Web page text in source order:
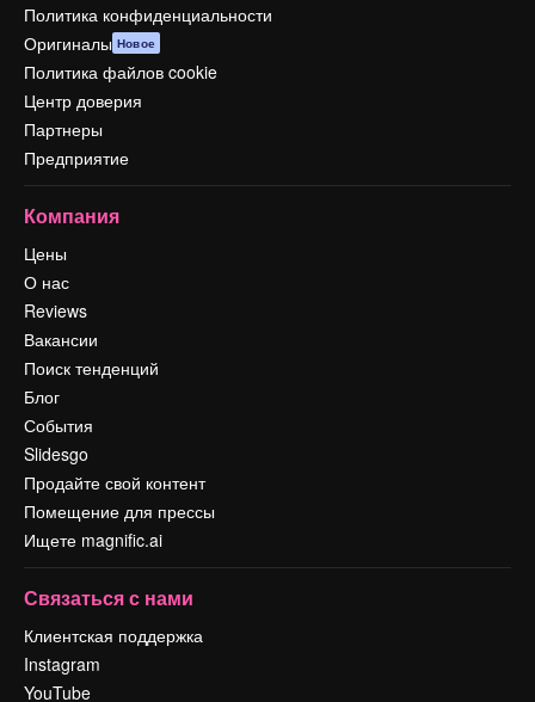
Политика конфиденциальности
Оригиналы Новое
Политика файлов cookie
Центр доверия
Партнеры
Предприятие
Компания
Цены
О нас
Reviews
Вакансии
Поиск тенденций
Блог
События
Slidesgo
Продайте свой контент
Помещение для прессы
Ищете magnific.ai
Связаться с нами
Клиентская поддержка
Instagram
YouTube